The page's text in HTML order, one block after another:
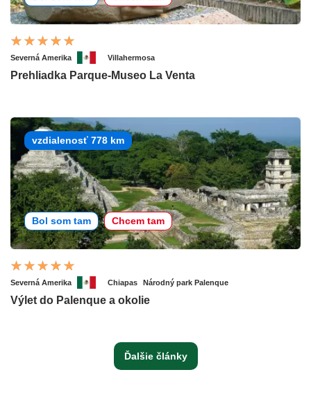
Severná Amerika Villahermosa
Prehliadka Parque-Museo La Venta
vzdialenosť 778 km
Bol som tam Chcem tam
Severná Amerika Chiapas Národný park Palenque
Výlet do Palenque a okolie
Ďalšie články